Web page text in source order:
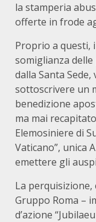
la stamperia
offerte in frode
Proprio a questi,
somiglianza
dalla Santa
sottoscrivere un
benedizione
ma mai
Elemosiniere di
Vaticano”, unica
emettere gli
La perquisizione,
Gruppo Roma –
d’azione